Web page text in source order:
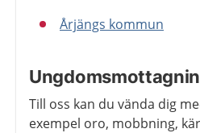
Årjängs kommun
Till oss kan du vända dig
exempel oro, mobbning,